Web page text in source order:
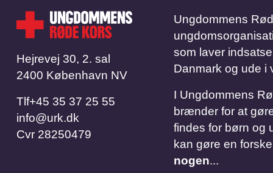
Hejrevej 30, 2. sal
2400 København NV
Tlf​​​​​​​+45 35 37 25 55
info@urk.dk
Cvr28250479
Ungdommens
som laver
Danmark og ude i
I Ungdommens
brænder for at
findes for børn og
kan gøre en
nogen...